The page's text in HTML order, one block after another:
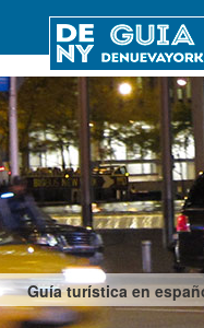
Guía turística en